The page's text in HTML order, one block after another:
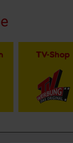
TV-Shop